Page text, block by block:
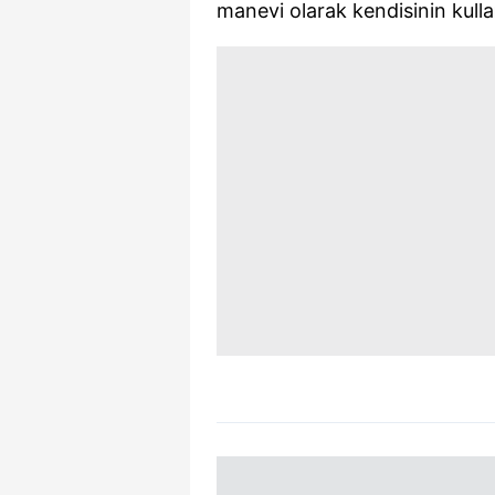
mevzuata uygun olarak
manevi olarak kendisinin